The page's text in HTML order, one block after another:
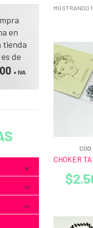
MOSTRANDO
CHOKER
en
tienda
de
+ IVA